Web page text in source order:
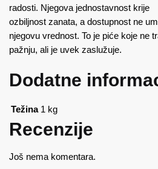
radosti. Njegova jednostavnost krije
ozbiljnost zanata, a dostupnost ne
njegovu vrednost. To je piće koje ne
pažnju, ali je uvek zaslužuje.
Dodatne
Težina 1 kg
Recenzije
Još nema komentara.